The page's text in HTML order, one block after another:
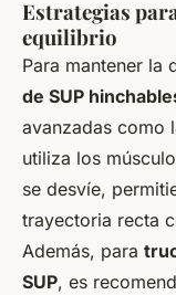
Estrategias
equilibrio
Para mantener la
de SUP
avanzadas como
utiliza los
se desvíe,
trayectoria recta
Además, para
SUP, es